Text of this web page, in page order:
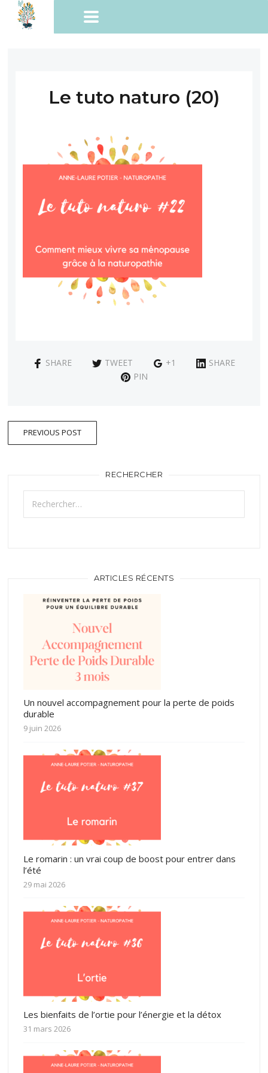
Le tuto naturo (20)
SHARE TWEET +1
SHARE
PIN
PREVIOUS POST
RECHERCHER
Rechercher :
ARTICLES RÉCENTS
Un nouvel accompagnement pour la perte de poids
durable
9 juin 2026
Le romarin : un vrai coup de boost pour entrer dans
l’été
29 mai 2026
Les bienfaits de l’ortie pour l’énergie et la détox
31 mars 2026